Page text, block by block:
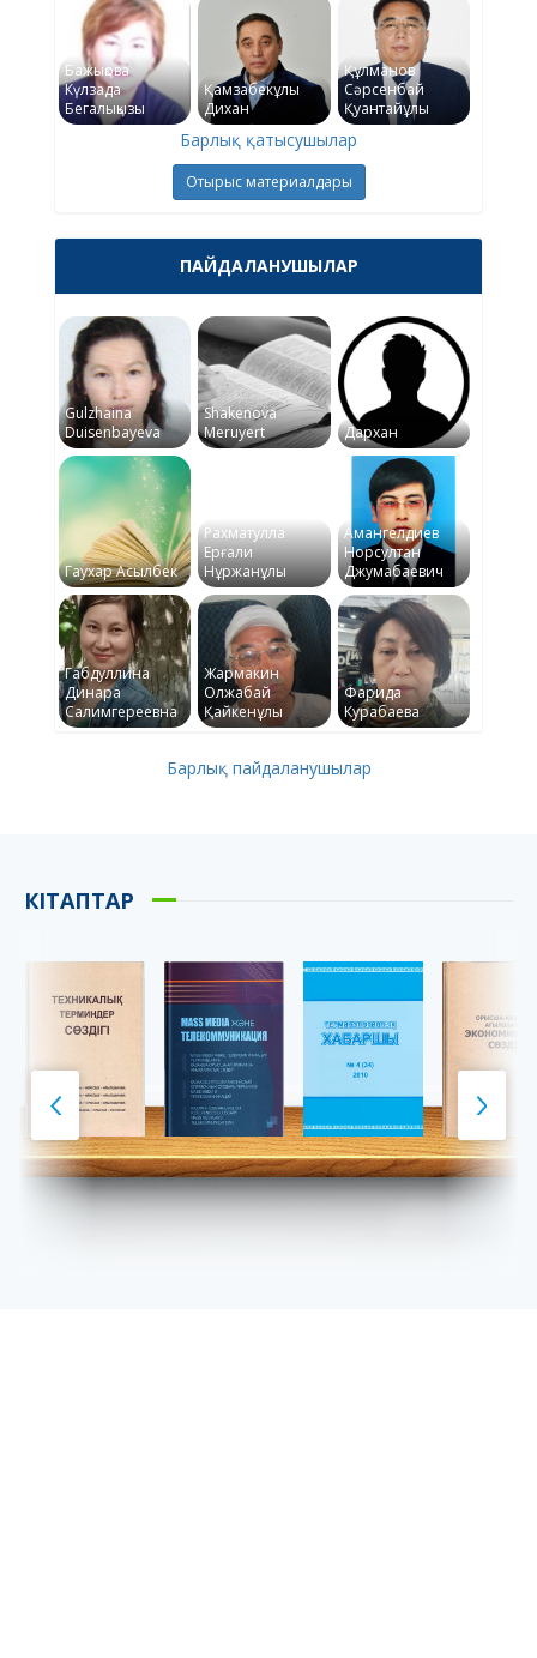
Бажықова
Күлзада
Бегалықызы
Қамзабекұлы
Дихан
Құлманов
Сәрсенбай
Қуантайұлы
Барлық қатысушылар
Отырыс материалдары
ПАЙДАЛАНУШЫЛАР
Gulzhaina
Duisenbayeva
Shakenova
Meruyert
Дархан
Гаухар Асылбек
Рахматулла
Ерғали
Нұржанұлы
Амангелдиев
Норсултан
Джумабаевич
Габдуллина
Динара
Салимгереевна
Жармакин
Олжабай
Қайкенұлы
Фарида
Курабаева
Барлық пайдаланушылар
КІТАПТАР